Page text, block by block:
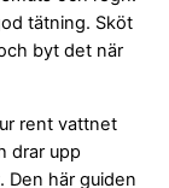
tätning. Sköt
byt det när
rent vattnet
drar upp
Den här guiden